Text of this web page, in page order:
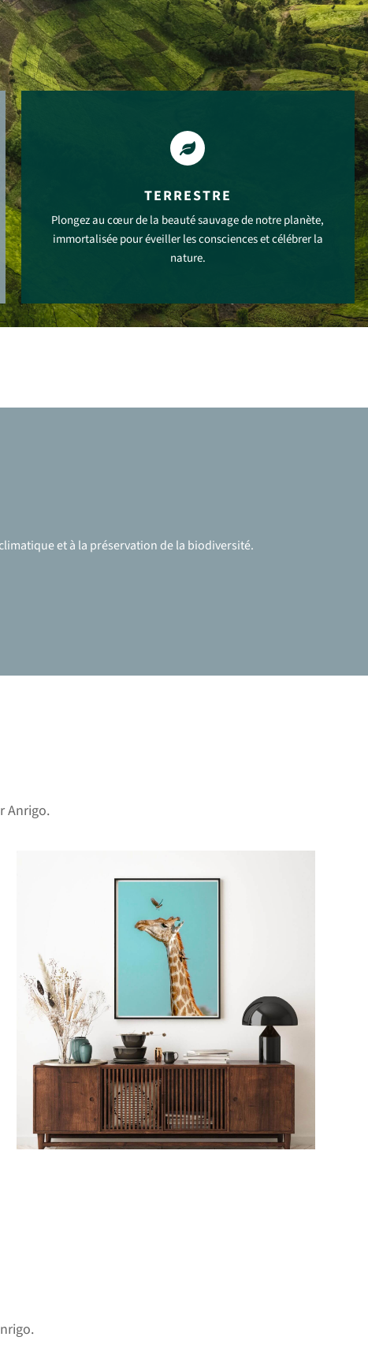

TERRESTRE
Plongez au cœur de la beauté sauvage de notre planète,
immortalisée pour éveiller les consciences et célébrer la
nature.
et à la préservation de la biodiversité.
Anrigo.